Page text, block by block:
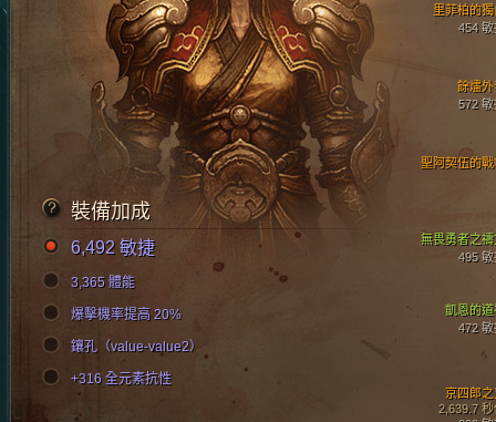
餘燼外
572 敏
聖阿契伍的戰
里菲柏的獨
454 敏
凱恩的道
472 敏
京四郎之
2,639.7 秒
無畏勇者之禱
495 敏
裝備加成
6,492 敏捷
3,365 體能
爆擊機率提高 20%
鑲孔（value-value2）
+316 全元素抗性